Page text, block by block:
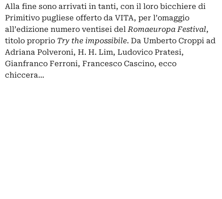
Alla fine sono arrivati in tanti, con il loro bicchiere di
Primitivo pugliese offerto da VITA, per l’omaggio
all’edizione numero ventisei delRomaeuropa Festival,
titolo proprio Try the impossibile. Da Umberto Croppi ad
Adriana Polveroni, H. H. Lim, Ludovico Pratesi,
Gianfranco Ferroni, Francesco Cascino, ecco
chiccera…